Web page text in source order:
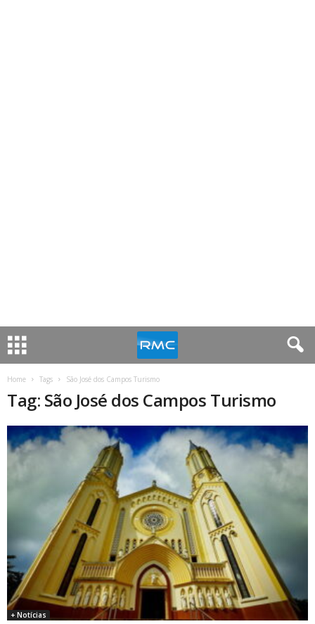
Home Tags São José dos Campos Turismo
Tag: São José dos Campos Turismo
+ Notícias